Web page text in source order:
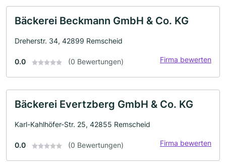
Bäckerei Beckmann GmbH & Co. KG
Dreherstr. 34, 42899 Remscheid
0.0 (0 Bewertungen) Firma bewerten
Bäckerei Evertzberg GmbH & Co. KG
Karl-Kahlhöfer-Str. 25, 42855 Remscheid
0.0 (0 Bewertungen) Firma bewerten